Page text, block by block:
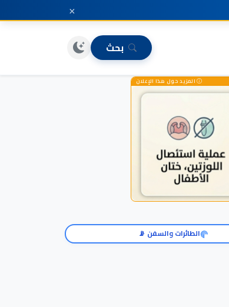
×
بحث
المزيد حول هذا الإعلان
الطائرات والسفن 📡